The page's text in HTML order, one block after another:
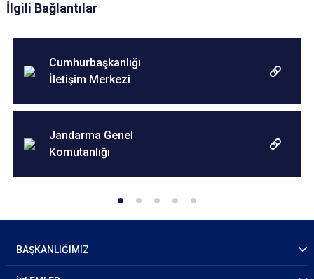
İlgili Bağlantılar
Cumhurbaşkanlığı
İletişim Merkezi
Jandarma Genel
Komutanlığı
BAŞKANLIĞIMIZ